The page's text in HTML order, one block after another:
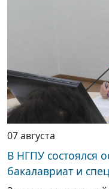
07 августа
В НГПУ состоялся
бакалавриат и